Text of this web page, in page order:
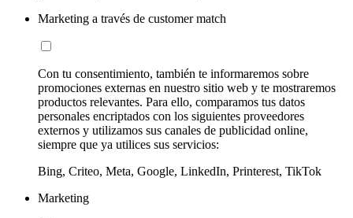
Marketing a través de customer match
Con tu consentimiento, también te informaremos sobre
promociones externas en nuestro sitio web y te mostraremos
productos relevantes. Para ello, comparamos tus datos
personales encriptados con los siguientes proveedores
externos y utilizamos sus canales de publicidad online,
siempre que ya utilices sus servicios:
Bing, Criteo, Meta, Google, LinkedIn, Printerest, TikTok
Marketing